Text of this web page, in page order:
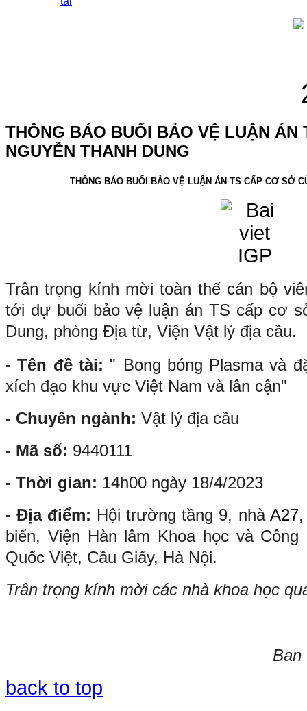
THÔNG BÁO BUỔI BẢO VỆ LUẬN ÁN
NGUYỄN THANH DUNG
THÔNG BÁO BUỔI BẢO VỆ LUẬN ÁN TS CẤP CƠ SỞ
Trân trọng kính mời toàn thể cán bộ
tới dự buổi bảo vệ luận án TS cấp cơ
Dung, phòng Địa từ, Viện Vật lý địa cầu.
- Tên đề tài: " Bong bóng Plasma và
xích đạo khu vực Việt Nam và lân cận"
- Chuyên ngành: Vật lý địa cầu
- Mã số: 9440111
- Thời gian: 14h00 ngày 18/4/2023
- Địa điểm: Hội trường tầng 9, nhà A27,
biển, Viện Hàn lâm Khoa học và
Quốc Việt, Cầu Giấy, Hà Nội.
Trân trọng kính mời các nhà khoa học
Ban
back to top